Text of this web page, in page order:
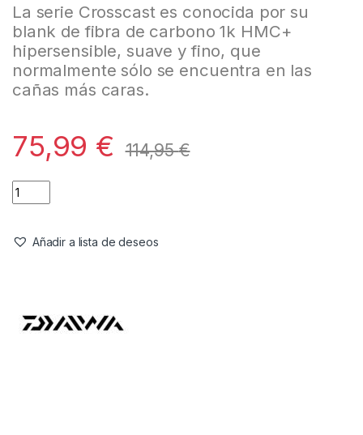
La serie Crosscast es conocida por su
blank de fibra de carbono 1k HMC+
hipersensible, suave y fino, que
normalmente sólo se encuentra en las
cañas más caras.
75,99 € 114,95€
Añadir a lista de deseos